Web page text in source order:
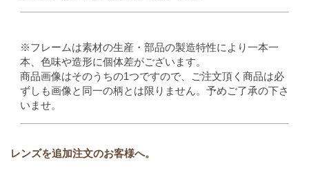
※フレームは素材の生産・部品の製造特性により一本一
本、色味や造形に個体差がございます。
商品画像はそのうちの1つですので、ご注文頂く商品は必
ずしも画像と同一の柄とは限りません。予めご了承の下さ
いませ。
レンズを追加注文のお客様へ。